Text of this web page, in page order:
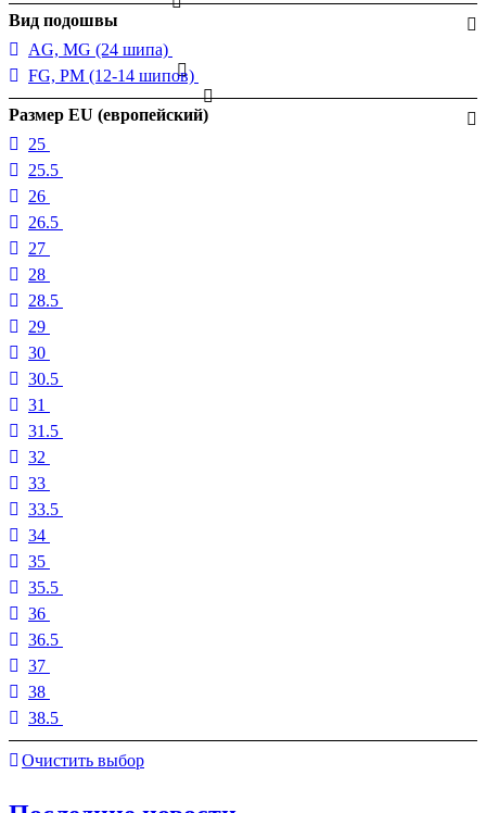
Вид подошвы
AG, MG (24 шипа)
FG, PM (12-14 шипов)
Размер EU (европейский)
25
25.5
26
26.5
27
28
28.5
29
30
30.5
31
31.5
32
33
33.5
34
35
35.5
36
36.5
37
38
38.5
Очистить выбор